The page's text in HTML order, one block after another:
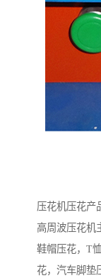
压花机压花产
高周波压花机
鞋帽压花，T
花，汽车脚垫